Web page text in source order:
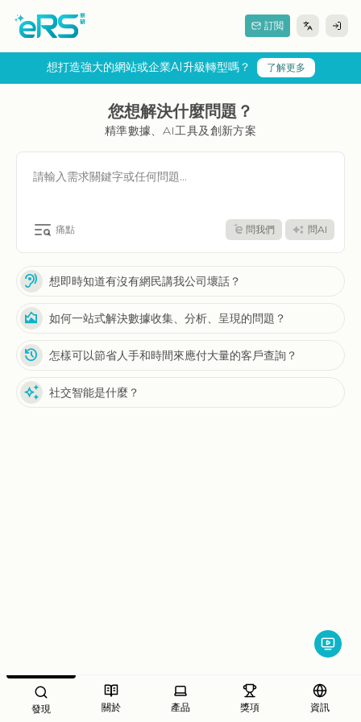
訂閲
想打造強大的網站或企業AI升級轉型嗎？ 了解更多
您想解決什麼問題？
精準數據、AI工具及創新方案
痛點 問我們 問AI
hearing 想即時知道有沒有網民講我公司壞話？
area_chart 如何一站式解決數據收集、分析、呈現的問題？
history 怎樣可以節省人手和時間來應付大量的客戶查詢？
auto_awesome 社交智能是什麼？
發現 關於 產品 獎項 資訊